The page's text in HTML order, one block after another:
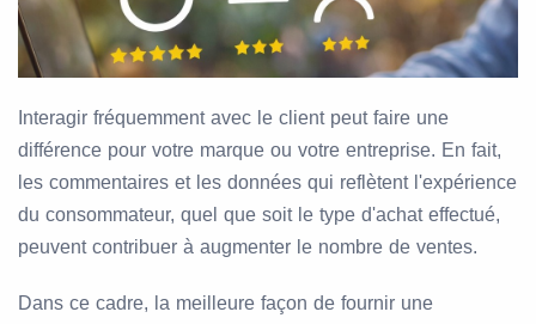
Interagir fréquemment avec le client peut faire une
différence pour votre marque ou votre entreprise. En fait,
les commentaires et les données qui reflètent l'expérience
du consommateur, quel que soit le type d'achat effectué,
peuvent contribuer à augmenter le nombre de ventes.
Dans ce cadre, la meilleure façon de fournir une